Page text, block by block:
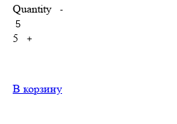
Quantity -
5 +
В корзину